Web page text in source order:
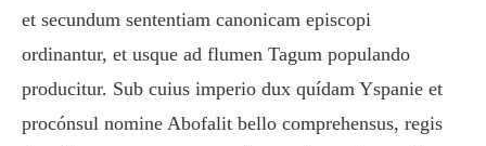
et secundum sententiam canonicam episcopi
ordinantur, et usque ad flumen Tagum populando
producitur. Sub cuius imperio dux quídam Yspanie et
procónsul nomine Abofalit bello comprehensus, regis